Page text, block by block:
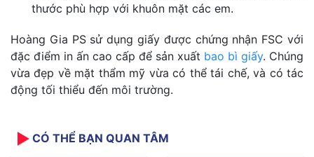
thước phù hợp với khuôn mặt các em.
Hoàng Gia PS sử dụng giấy được chứng nhận FSC với
đặc điểm in ấn cao cấp để sản xuất bao bì giấy. Chúng
vừa đẹp về mặt thẩm mỹ vừa có thể tái chế, và có tác
động tối thiểu đến môi trường.
CÓ THỂ BẠN QUAN TÂM